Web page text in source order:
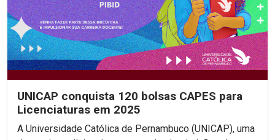
UNICAP conquista 120 bolsas CAPES para
Licenciaturas em 2025
A Universidade Católica de Pernambuco (UNICAP), uma